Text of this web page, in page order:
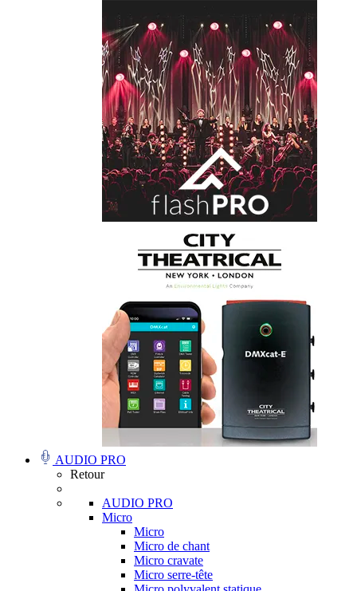
AUDIO PRO
Retour
AUDIO PRO
Micro
Micro
Micro de chant
Micro cravate
Micro serre-tête